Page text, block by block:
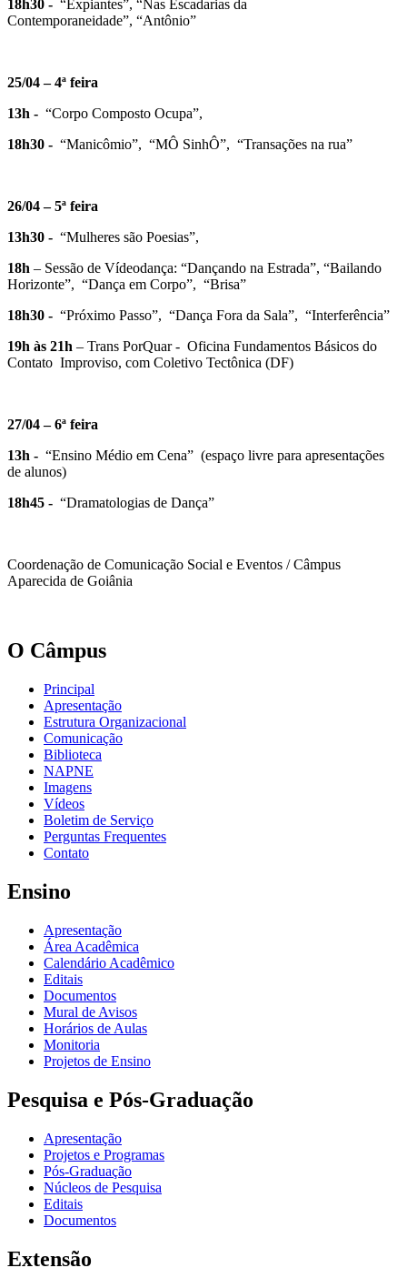
18h30 - “Expiantes”, “Nas Escadarias da
Contemporaneidade”, “Antônio”
25/04 – 4ª feira
13h - “Corpo Composto Ocupa”,
18h30 - “Manicômio”, “MÔ SinhÔ”, “Transações na rua”
26/04 – 5ª feira
13h30 - “Mulheres são Poesias”,
18h – Sessão de Vídeodança: “Dançando na Estrada”, “Bailando
Horizonte”, “Dança em Corpo”, “Brisa”
18h30 - “Próximo Passo”, “Dança Fora da Sala”, “Interferência”
19h às 21h – Trans PorQuar - Oficina Fundamentos Básicos do
Contato Improviso, com Coletivo Tectônica (DF)
27/04 – 6ª feira
13h - “Ensino Médio em Cena” (espaço livre para apresentações
de alunos)
18h45 - “Dramatologias de Dança”
Coordenação de Comunicação Social e Eventos / Câmpus
Aparecida de Goiânia
O Câmpus
Principal
Apresentação
Estrutura Organizacional
Comunicação
Biblioteca
NAPNE
Imagens
Vídeos
Boletim de Serviço
Perguntas Frequentes
Contato
Ensino
Apresentação
Área Acadêmica
Calendário Acadêmico
Editais
Documentos
Mural de Avisos
Horários de Aulas
Monitoria
Projetos de Ensino
Pesquisa e Pós-Graduação
Apresentação
Projetos e Programas
Pós-Graduação
Núcleos de Pesquisa
Editais
Documentos
Extensão